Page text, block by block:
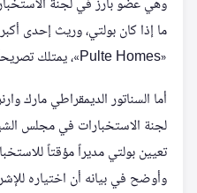
وهي عضو بارز في لجنة
ما إذا كان بولتي، وريث إحدى
«Pulte Homes»، يمتلك تصريحاً أمنياً.
أما السناتور الديمقراطي مارك
لجنة الاستخبارات في مجلس
تعيين بولتي مديراً مؤقتاً
وأوضح في بيانه أن اختياره